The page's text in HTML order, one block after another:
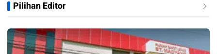
Pilihan Editor